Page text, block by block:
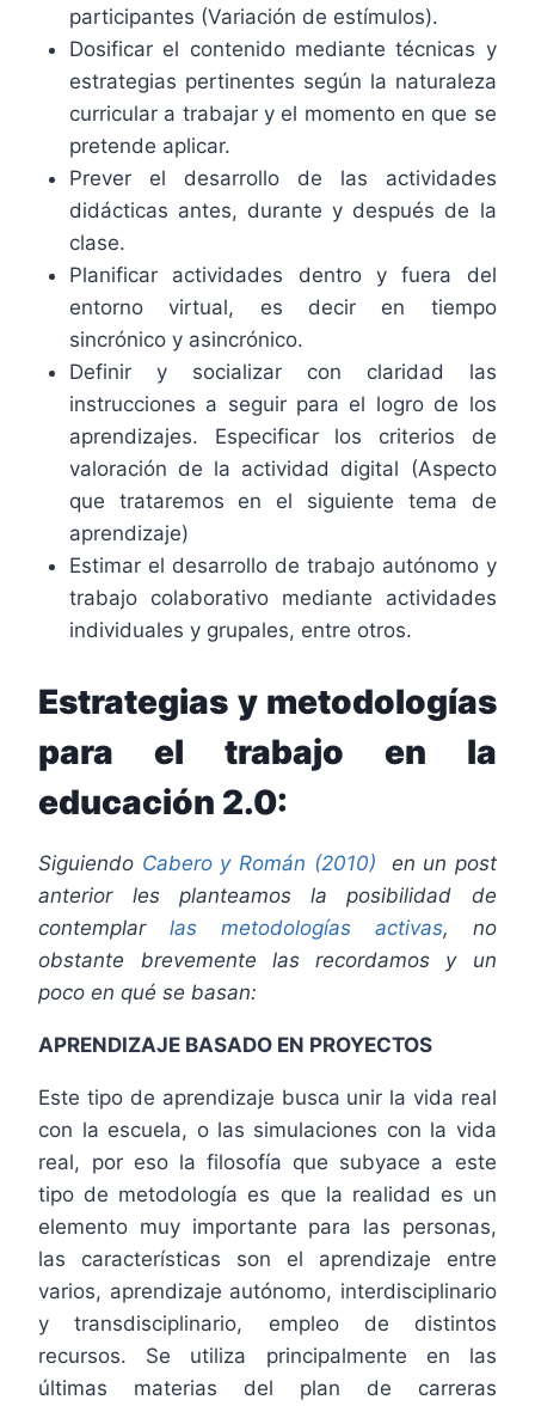
participantes (Variación de estímulos).
Dosificar el contenido mediante técnicas y
estrategias pertinentes según la naturaleza
curricular a trabajar y el momento en que se
pretende aplicar.
Prever el desarrollo de las actividades
didácticas antes, durante y después de la
clase.
Planificar actividades dentro y fuera del
entorno virtual, es decir en tiempo
sincrónico y asincrónico.
Definir y socializar con claridad las
instrucciones a seguir para el logro de los
aprendizajes. Especificar los criterios de
valoración de la actividad digital (Aspecto
que trataremos en el siguiente tema de
aprendizaje)
Estimar el desarrollo de trabajo autónomo y
trabajo colaborativo mediante actividades
individuales y grupales, entre otros.
Estrategias y metodologías
para el trabajo en la
educación 2.0:
Siguiendo Cabero y Román (2010) en un post
anterior les planteamos la posibilidad de
contemplarlas metodologías activas, no
obstante brevemente las recordamos y un
poco en qué se basan:
APRENDIZAJE BASADO EN PROYECTOS
Este tipo de aprendizaje busca unir la vida real
con la escuela, o las simulaciones con la vida
real, por eso la filosofía que subyace a este
tipo de metodología es que la realidad es un
elemento muy importante para las personas,
las características son el aprendizaje entre
varios, aprendizaje autónomo, interdisciplinario
y transdisciplinario, empleo de distintos
recursos. Se utiliza principalmente en las
últimas materias del plan de carreras